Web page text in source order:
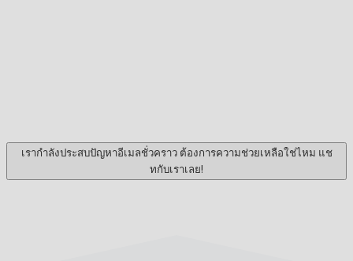
เรากำลังประสบปัญหาอีเมลชั่วคราว ต้องการความช่วยเหลือใช่ไหม แช
ทกับเราเลย!